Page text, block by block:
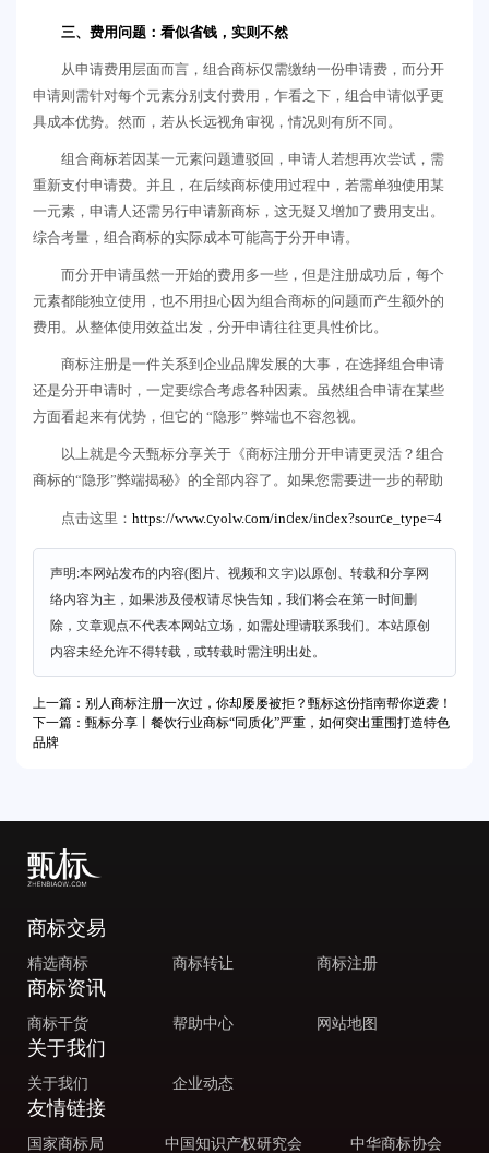
三、费用问题：看似省钱，实则不然
从申请费用层面而言，组合商标仅需缴纳一份申请费，而分开
申请则需针对每个元素分别支付费用，乍看之下，组合申请似乎更
具成本优势。然而，若从长远视角审视，情况则有所不同。
组合商标若因某一元素问题遭驳回，申请人若想再次尝试，需
重新支付申请费。并且，在后续商标使用过程中，若需单独使用某
一元素，申请人还需另行申请新商标，这无疑又增加了费用支出。
综合考量，组合商标的实际成本可能高于分开申请。
而分开申请虽然一开始的费用多一些，但是注册成功后，每个
元素都能独立使用，也不用担心因为组合商标的问题而产生额外的
费用。从整体使用效益出发，分开申请往往更具性价比。
商标注册是一件关系到企业品牌发展的大事，在选择组合申请
还是分开申请时，一定要综合考虑各种因素。虽然组合申请在某些
方面看起来有优势，但它的 “隐形” 弊端也不容忽视。
以上就是今天甄标分享关于《商标注册分开申请更灵活？组合
商标的“隐形”弊端揭秘》的全部内容了。如果您需要进一步的帮助
点击这里： https://www.cyolw.com/index/index?source_type=4
声明:本网站发布的内容(图片、视频和文字)以原创、转载和分享网
络内容为主，如果涉及侵权请尽快告知，我们将会在第一时间删
除，文章观点不代表本网站立场，如需处理请联系我们。本站原创
内容未经允许不得转载，或转载时需注明出处。
上一篇：别人商标注册一次过，你却屡屡被拒？甄标这份指南帮你逆袭！
下一篇：甄标分享丨餐饮行业商标“同质化”严重，如何突出重围打造特色
品牌
商标交易
精选商标 商标转让 商标注册
商标资讯
商标干货 帮助中心 网站地图
关于我们
关于我们 企业动态
友情链接
国家商标局 中国知识产权研究会 中华商标协会